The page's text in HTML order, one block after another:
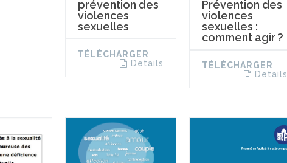
prévention des
violences
sexuelles
TÉLÉCHARGER
Details
Prévention des
violences
sexuelles :
comment agir ?
TÉLÉCHARGER
Details